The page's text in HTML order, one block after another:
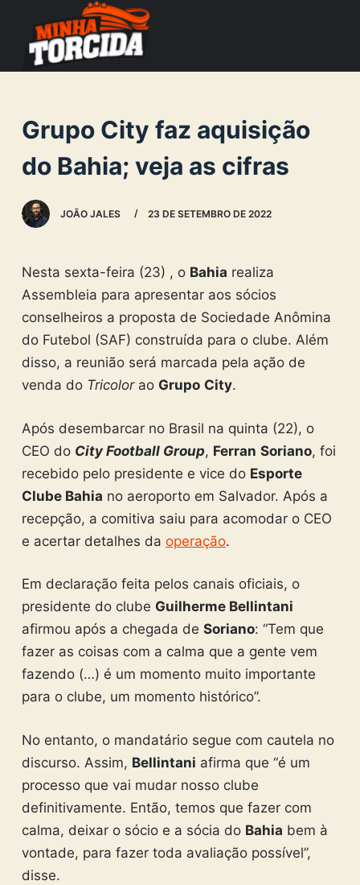
o
o
n
Grupo City faz aquisição
do Bahia; veja as cifras
JOÃO JALES 23 DE SETEMBRO DE 2022
Nesta sexta-feira (23) , o Bahia realiza
Assembleia para apresentar aos sócios
conselheiros a proposta de Sociedade Anômina
do Futebol (SAF) construída para o clube. Além
disso, a reunião será marcada pela ação de
venda do Tricolorao Grupo City.
Após desembarcar no Brasil na quinta (22), o
CEO do City Football Group, Ferran Soriano, foi
recebido pelo presidente e vice do Esporte
Clube Bahia no aeroporto em Salvador. Após a
recepção, a comitiva saiu para acomodar o CEO
e acertar detalhes da operação.
Em declaração feita pelos canais oficiais, o
presidente do clube Guilherme Bellintani
afirmou após a chegada de Soriano: “Tem que
fazer as coisas com a calma que a gente vem
fazendo (…) é um momento muito importante
para o clube, um momento histórico”.
No entanto, o mandatário segue com cautela no
discurso. Assim, Bellintani afirma que “é um
processo que vai mudar nosso clube
definitivamente. Então, temos que fazer com
calma, deixar o sócio e a sócia do Bahia bem à
vontade, para fazer toda avaliação possível”,
disse.